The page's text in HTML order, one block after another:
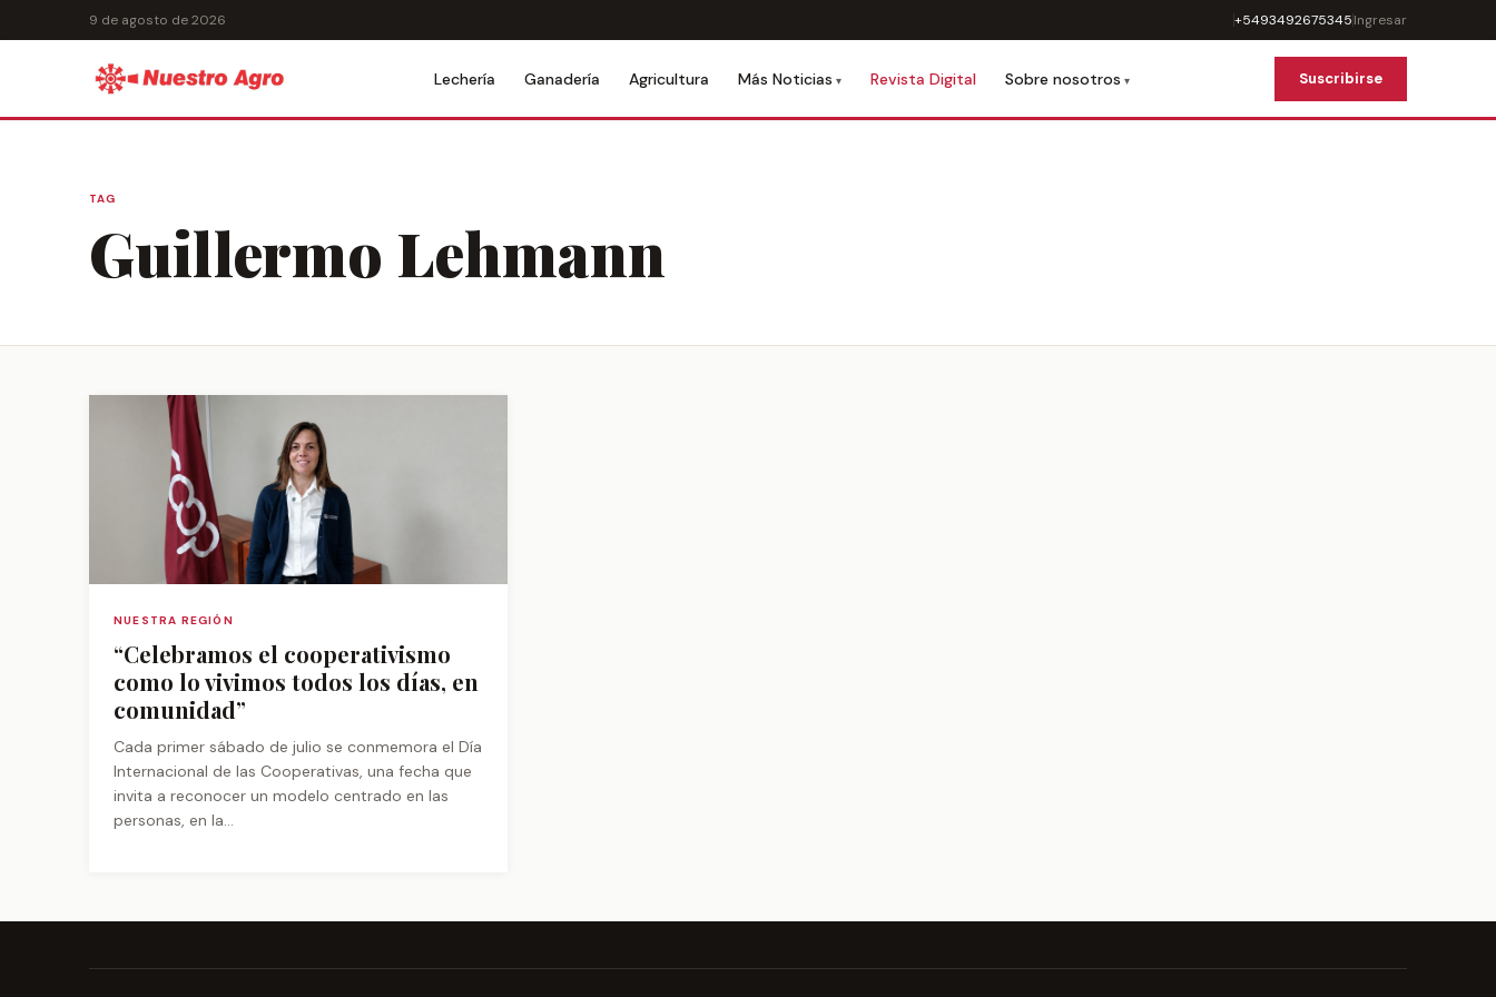
9 de agosto de 2026 +5493492675345Ingresar
Lechería Ganadería Agricultura Más Noticias Revista Digital Sobre nosotros Suscribirse
TAG
Guillermo Lehmann
NUESTRA REGIÓN
“Celebramos el cooperativismo
como lo vivimos todos los días, en
comunidad”
Cada primer sábado de julio se conmemora el Día
Internacional de las Cooperativas, una fecha que
invita a reconocer un modelo centrado en las
personas, en la...